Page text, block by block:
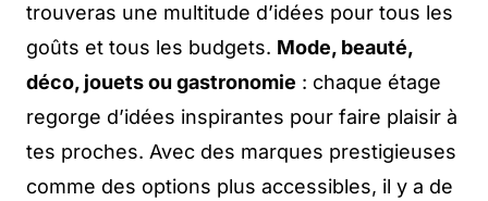
trouveras une multitude d’idées pour tous les
goûts et tous les budgets. Mode, beauté,
déco, jouets ou gastronomie : chaque étage
regorge d’idées inspirantes pour faire plaisir à
tes proches. Avec des marques prestigieuses
comme des options plus accessibles, il y a de